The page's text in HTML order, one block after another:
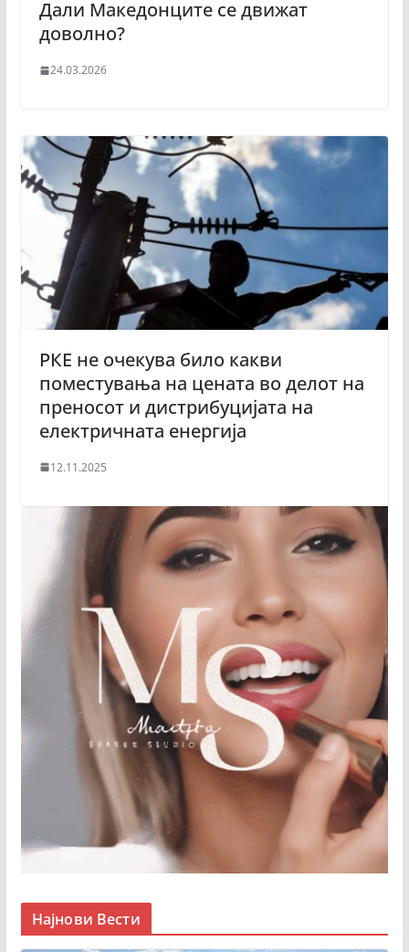
Дали Македонците се движат
доволно?
24.03.2026
РКЕ не очекува било какви
поместувања на цената во делот на
преносот и дистрибуцијата на
електричната енергија
12.11.2025
Најнови Вести